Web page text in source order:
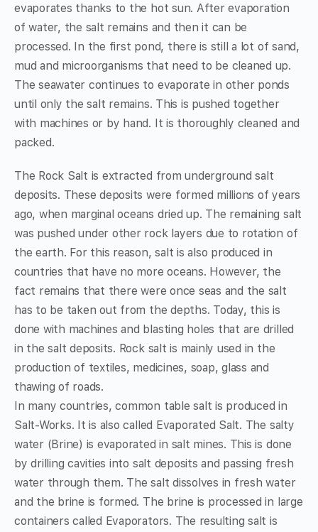
evaporates thanks to the hot sun. After evaporation
of water, the salt remains and then it can be
processed. In the first pond, there is still a lot of sand,
mud and microorganisms that need to be cleaned up.
The seawater continues to evaporate in other ponds
until only the salt remains. This is pushed together
with machines or by hand. It is thoroughly cleaned and
packed.
The Rock Salt is extracted from underground salt
deposits. These deposits were formed millions of years
ago, when marginal oceans dried up. The remaining salt
was pushed under other rock layers due to rotation of
the earth. For this reason, salt is also produced in
countries that have no more oceans. However, the
fact remains that there were once seas and the salt
has to be taken out from the depths. Today, this is
done with machines and blasting holes that are drilled
in the salt deposits. Rock salt is mainly used in the
production of textiles, medicines, soap, glass and
thawing of roads.
In many countries, common table salt is produced in
Salt-Works. It is also called Evaporated Salt. The salty
water (Brine) is evaporated in salt mines. This is done
by drilling cavities into salt deposits and passing fresh
water through them. The salt dissolves in fresh water
and the brine is formed. The brine is processed in large
containers called Evaporators. The resulting salt is